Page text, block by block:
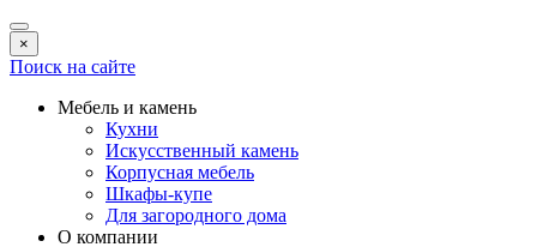
×
Поиск на сайте
Мебель и камень
Кухни
Искусственный камень
Корпусная мебель
Шкафы-купе
Для загородного дома
О компании